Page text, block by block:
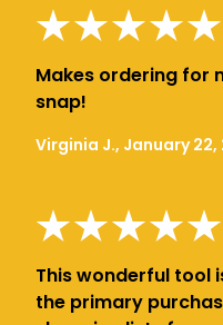
Makes ordering for
snap!
Virginia J., January 22,
This wonderful tool
the primary